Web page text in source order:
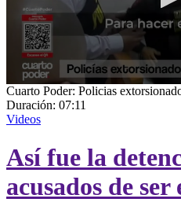
0
seconds
of
7
11
seconds
Cuarto Poder: Policias
Duración: 07:11
Videos
Así fue la
acusados de